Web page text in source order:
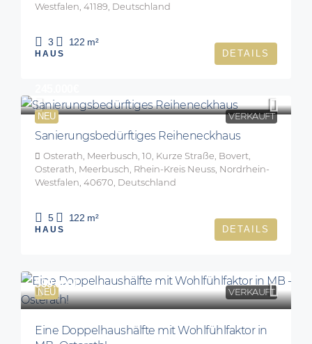
Westfalen, 41189, Deutschland
3 122 m²
HAUS DETAILS
NEU VERKAUFT
Sanierungsbedürftiges Reiheneckhaus
Osterath, Meerbusch, 10, Kurze Straße, Bovert,
Osterath, Meerbusch, Rhein-Kreis Neuss, Nordrhein-
Westfalen, 40670, Deutschland
5 122 m²
HAUS DETAILS
NEU VERKAUFT
599.000€
Eine Doppelhaushälfte mit Wohlfühlfaktor in